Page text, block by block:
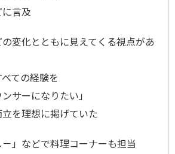
言及
の変化とともに見えてくる視点があ
ての経験を
サーになりたい」
を理想に掲げていた
」などで料理コーナーも担当